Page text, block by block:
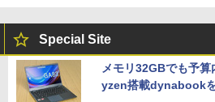
Special Site
メモリ32GBでも予
yzen搭載dynabook